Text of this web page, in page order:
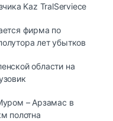
Kaz TralServiece
фирма по
лет убытков
области на
– Арзамас в
полотна